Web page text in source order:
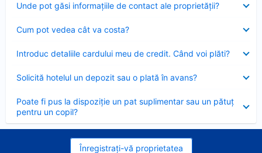
Unde pot găsi informațiile de contact ale proprietății?
închis
Cum pot vedea cât va costa?
închis
Introduc detaliile cardului meu de credit. Când voi plăti?
închis
Solicită hotelul un depozit sau o plată în avans?
închis
Poate fi pus la dispoziție un pat suplimentar sau un pătuț
pentru un copil?
închis
Înregistrați-vă proprietatea